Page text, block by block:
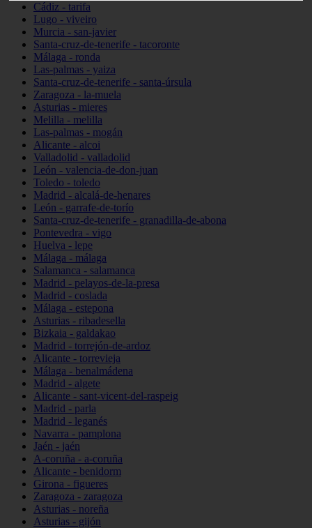
Cádiz - tarifa
Lugo - viveiro
Murcia - san-javier
Santa-cruz-de-tenerife - tacoronte
Málaga - ronda
Las-palmas - yaiza
Santa-cruz-de-tenerife - santa-úrsula
Zaragoza - la-muela
Asturias - mieres
Melilla - melilla
Las-palmas - mogán
Alicante - alcoi
Valladolid - valladolid
León - valencia-de-don-juan
Toledo - toledo
Madrid - alcalá-de-henares
León - garrafe-de-torío
Santa-cruz-de-tenerife - granadilla-de-abona
Pontevedra - vigo
Huelva - lepe
Málaga - málaga
Salamanca - salamanca
Madrid - pelayos-de-la-presa
Madrid - coslada
Málaga - estepona
Asturias - ribadesella
Bizkaia - galdakao
Madrid - torrejón-de-ardoz
Alicante - torrevieja
Málaga - benalmádena
Madrid - algete
Alicante - sant-vicent-del-raspeig
Madrid - parla
Madrid - leganés
Navarra - pamplona
Jaén - jaén
A-coruña - a-coruña
Alicante - benidorm
Girona - figueres
Zaragoza - zaragoza
Asturias - noreña
Asturias - gijón